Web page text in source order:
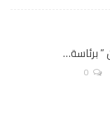
” برئاسة…